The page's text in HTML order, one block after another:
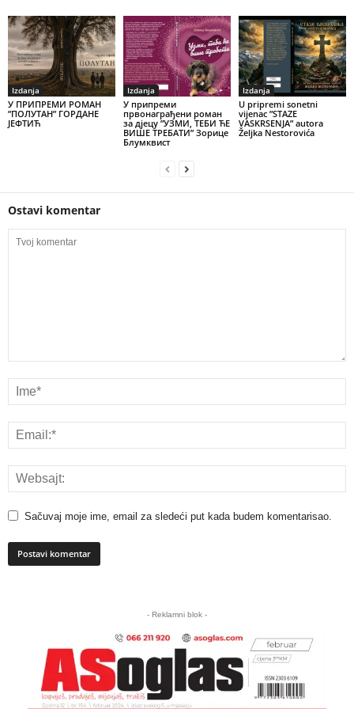
Izdanja
У ПРИПРЕМИ РОМАН
”ПОЛУТАН” ГОРДАНЕ
ЈЕФТИЋ
Izdanja
У припреми
првонаграђени роман
за дјецу ”УЗМИ, ТЕБИ ЋЕ
ВИШЕ ТРЕБАТИ” Зорице
Блумквист
Izdanja
U pripremi sonetni
vijenac ”STAZE
VASKRSENJA” autora
Željka Nestorovića
Ostavi komentar
Sačuvaj moje ime, email za sledeći put kada budem komentarisao.
- Reklamni blok -